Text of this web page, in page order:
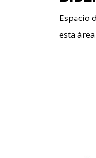
Espacio
esta área.